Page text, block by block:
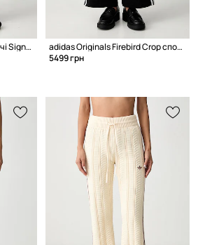
Sporty & Rich легінси жіночі Signature Logo
adidas Originals Firebird Crop спортивні штани жіночі
5499 грн